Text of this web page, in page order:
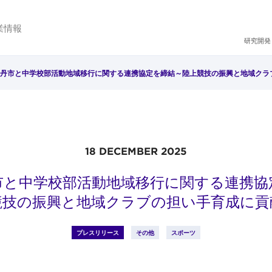
情報
研究開発
市と中学校部活動地域移行に関する連携協定を締結～陸上競技の振興と地域ク
18 DECEMBER 2025
中学校部活動地域移行に関する連携
の振興と地域クラブの担い手育成に
プレスリリース その他 スポーツ